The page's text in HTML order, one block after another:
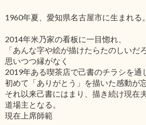
1960年夏、愛知県名古屋市に生まれる。
2014年米乃家の看板に一目惚れ、
「あんな字や絵が描けたらたのしいだ
思いつつ縁がなく
2019年ある喫茶店で己書のチラシを通
初めて「ありがとう」を描いた感動が
それ以来己書にはまり、描き続け現在
道場主となる。
現在上席師範